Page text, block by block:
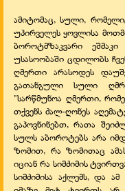
ამიტომაც, სული,
უპირველეს ყოვლისა
ბოროტმზაკვარი
უსასოობაში ცდილობს
ღმერთი არასოდეს
გათანგული სული
"სარწმუნოა ღმერთი,
თქვენს ძალ-ღონეს
გაპოვნინებთ, რათა
სულს აბოროტებს არა
ზომით, რა ზომითაც
იციან რა სიმძიმის
სიმძიმისა აქლემს, და